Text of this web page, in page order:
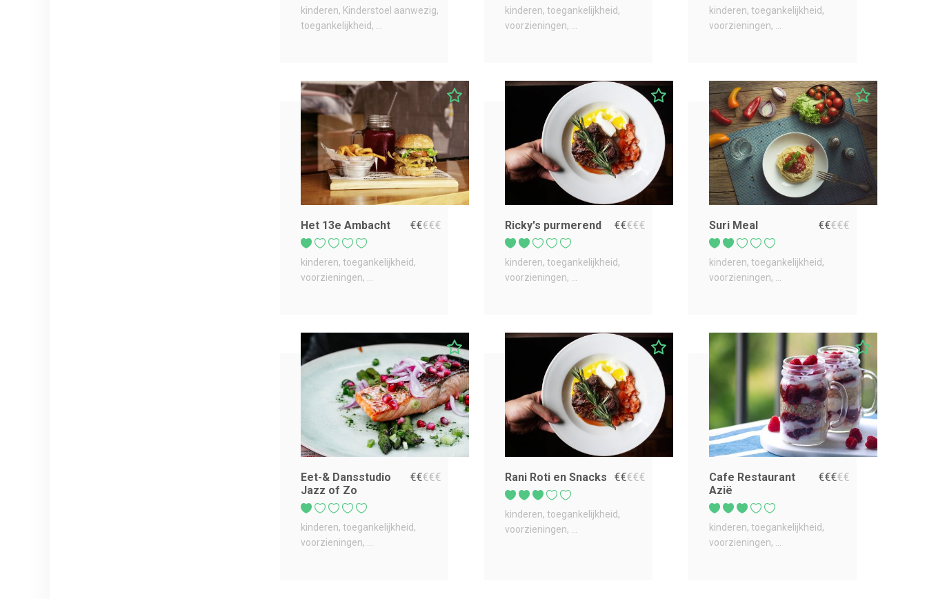
kinderen Kinderstoel aanwezig
toegankelijkheid
kinderen toegankelijkheid
voorzieningen
kinderen toegankelijkheid
voorzieningen
Het 13e Ambacht €€€€€
kinderen toegankelijkheid
voorzieningen
Ricky's purmerend €€€€€
kinderen toegankelijkheid
voorzieningen
Suri Meal €€€€€
kinderen toegankelijkheid
voorzieningen
Eet-& Dansstudio
Jazz of Zo
€€€€€
kinderen toegankelijkheid
voorzieningen
Rani Roti en Snacks €€€€€
kinderen toegankelijkheid
voorzieningen
Cafe Restaurant
Azië
€€€€€
kinderen toegankelijkheid
voorzieningen